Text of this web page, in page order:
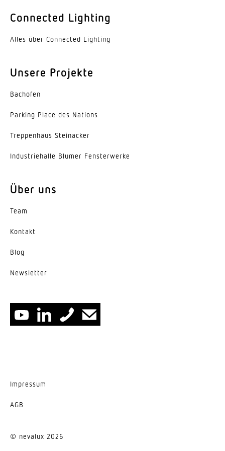
Farbe
Aluminium
60°
Energieeffizienzklasse
C
Herstellergarantie
Variante
Connected Lighting
Alles über Connected Lighting
Unsere Projekte
Bachofen
Parking Place des Nations
Trep­penhaus Steinacker
Indus­trie­halle Blumer Fensterwerke
Über uns
Team
Kontakt
Blog
News­letter
Impressum
AGB
© nevalux 2026